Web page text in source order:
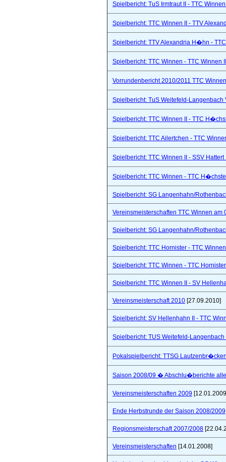
Spielbericht: TuS Irmtraut II - TTC
Spielbericht: TTC Winnen II - TTV
Spielbericht: TTV Alexandria H�hn -
Spielbericht: TTC Winnen - TTC Winnen
Vorrundenbericht 2010/2011 TTC
Spielbericht: TuS Weitefeld-
Spielbericht: TTC Winnen II - TTC
Spielbericht: TTC Ailertchen - TTC
Spielbericht: TTC Winnen II - SSV
Spielbericht: TTC Winnen - TTC
Spielbericht: SG Langenhahn/
Vereinsmeisterschaften TTC Winnen am
Spielbericht: SG Langenhahn/
Spielbericht: TTC Hornister - TTC
Spielbericht: TTC Winnen - TTC
Spielbericht: TTC Winnen II - SV
Vereinsmeisterschaft 2010 [27.09.2010]
Spielbericht: SV Hellenhahn II - TTC
Spielbericht: TUS Weitefeld-
Pokalspielbericht: TTSG
Saison 2008/09 � Abschlu�berichte
Vereinsmeisterschaften 2009
Ende Herbstrunde der Saison 2008/2009
Regionsmeisterschaft 2007/2008
Vereinsmeisterschaften [14.01.2008]